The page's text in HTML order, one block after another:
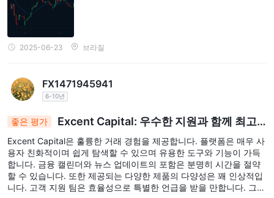
2025-06-23 브라질
FX1471945941
6-10년
좋은 평가
Excent Capital: 우수한 지원과 함께 최고
수준의 거래 경험
Excent Capital은 훌륭한 거래 경험을 제공합니다. 플랫폼은 매우 사
용자 친화적이며 쉽게 탐색할 수 있으며 유용한 도구와 기능이 가득
합니다. 금융 캘린더와 뉴스 업데이트의 포함은 분명히 시간을 절약
할 수 있습니다. 또한 제공되는 다양한 제품의 다양성은 꽤 인상적입
니다. 고객 지원 팀은 효율성으로 특별한 언급을 받을 만합니다. 그들